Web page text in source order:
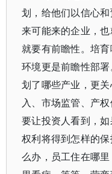
划，给他们以信心
来可能来的企业，
就要有前瞻性。培
环境更是前瞻性部
划了哪些产业，更
入、市场监管、产
要让投资人看到，
权利将得到怎样的
么办，员工住在哪